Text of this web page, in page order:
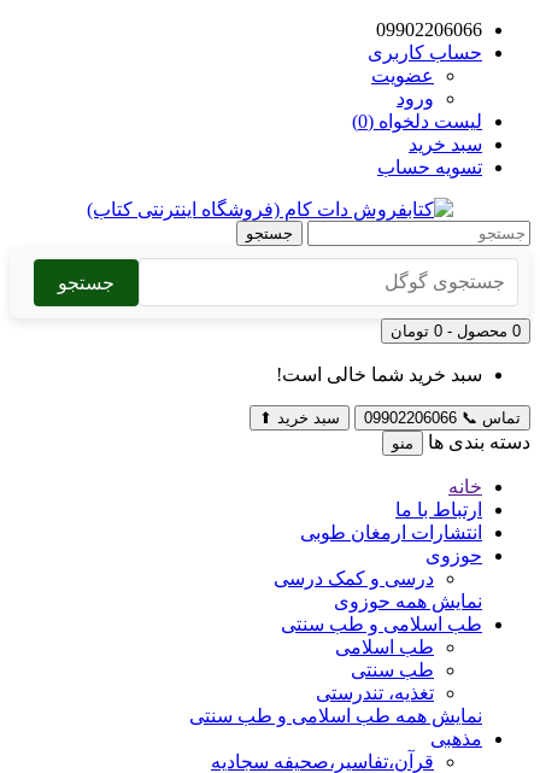
09902206066
حساب کاربری
عضویت
ورود
لیست دلخواه (0)
سبد خرید
تسویه حساب
جستجو
جستجو
0 محصول - 0 تومان
سبد خرید شما خالی است!
تماس 📞
09902206066 سبد خرید ⬆
دسته بندی ها منو
خانه
ارتباط با ما
انتشارات ارمغان طوبی
حوزوی
درسی و کمک درسی
نمایش همه حوزوی
طب اسلامی و طب سنتی
طب اسلامی
طب سنتی
تغذیه، تندرستی
نمایش همه طب اسلامی و طب سنتی
مذهبی
قرآن،تفاسیر،صحیفه سجادیه